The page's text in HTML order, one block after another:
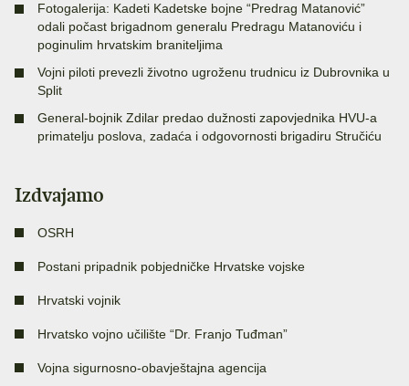
Fotogalerija: Kadeti Kadetske bojne “Predrag Matanović”
odali počast brigadnom generalu Predragu Matanoviću i
poginulim hrvatskim braniteljima
Vojni piloti prevezli životno ugroženu trudnicu iz Dubrovnika u
Split
General-bojnik Zdilar predao dužnosti zapovjednika HVU-a
primatelju poslova, zadaća i odgovornosti brigadiru Stručiću
Izdvajamo
OSRH
Postani pripadnik pobjedničke Hrvatske vojske
Hrvatski vojnik
Hrvatsko vojno učilište “Dr. Franjo Tuđman”
Vojna sigurnosno-obavještajna agencija